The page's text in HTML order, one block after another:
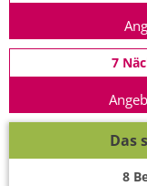
7
Das
8